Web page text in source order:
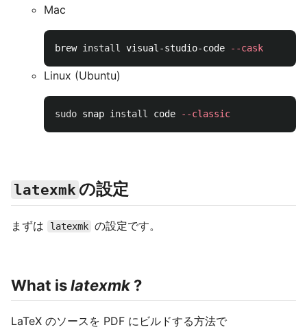
Mac
brew install visual-studio-code --cask
Linux (Ubuntu)
sudo snap install code --classic
latexmk の設定
まずは latexmk の設定です。
What islatexmk?
LaTeX のソースを PDF にビルドする方法で